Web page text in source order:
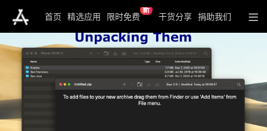
首页 精选应用 限时免费
新
干货分享 捐助我们